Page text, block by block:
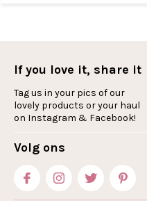
If you love it, share it
Tag us in your pics of our
lovely products or your haul
on Instagram & Facebook!
Volg ons